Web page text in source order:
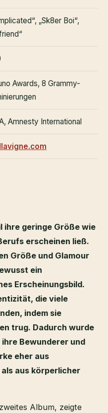
„Sk8er Boi“,
Awards, 8 Grammy-
Amnesty International
ihre geringe Größe wie
erscheinen ließ.
Größe und Glamour
ein
Erscheinungsbild.
die viele
indem sie
trug. Dadurch wurde
Bewunderer und
eher aus
aus körperlicher
Album, zeigte